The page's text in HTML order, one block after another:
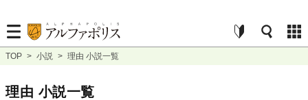
TOP > 小説 > 理由 小説一覧
理由 小説一覧